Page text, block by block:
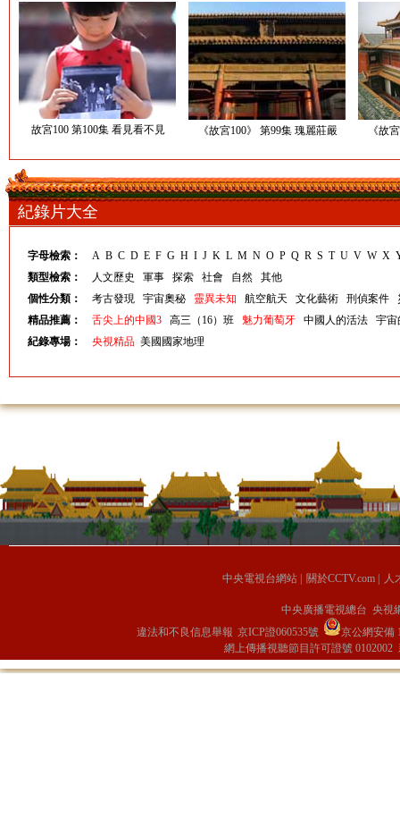
故宮100 第100集 看見看不見 《故宮100》 第99集 瑰麗莊嚴 《故
紀錄片大全
字母檢索： A B C D E F G H I J K L M N O P Q R S T U V W X
類型檢索：
人文歷史 軍事 探索 社會 自然
其他
個性分類：
考古發現 宇宙奧秘 靈異未知 航空航天 文化藝術 刑偵案件
精品推薦：
舌尖上的中國3 高三（16）班 魅力葡萄牙 中國人的活法
宇宙
紀錄專場：
央視精品 美國國家地理
中央電視台網站 關於CCTV.com 人
中央廣播電視總台 央視
違法和不良信息舉報 京ICP證060535號
京公網安備
網上傳播視聽節目許可證號 0102002